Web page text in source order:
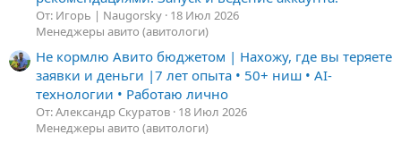
От: Игорь | Naugorsky 18 Июл 2026
Менеджеры авито (авитологи)
Не кормлю Авито бюджетом | Нахожу, где вы теряете
заявки и деньги |7 лет опыта • 50+ ниш • AI-
технологии • Работаю лично
От: Александр Скуратов 18 Июл 2026
Менеджеры авито (авитологи)